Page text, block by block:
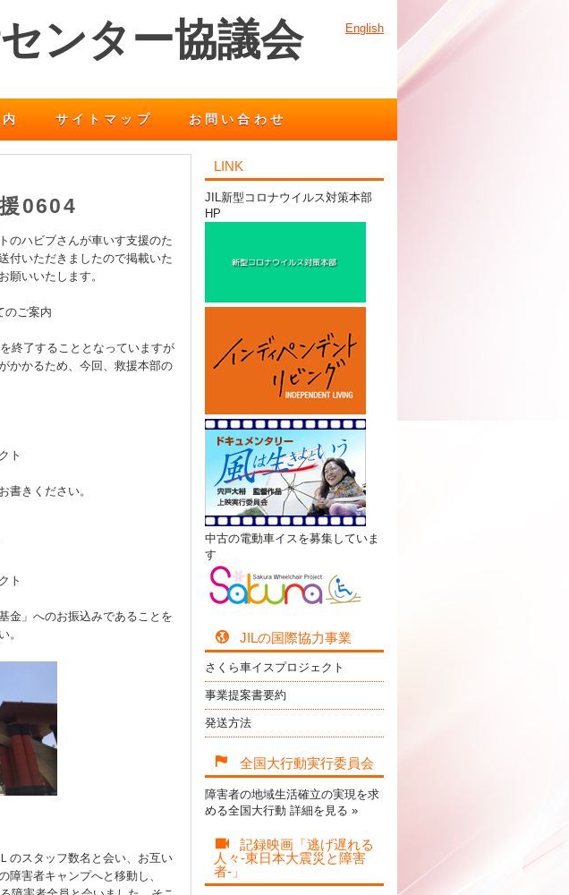
ンター協議会 English
サイトマップ お問い合わせ
0604
のハビブさんが車いす支援のた
付いただきましたので掲載いた
願いいたします。
のご案内
終了することとなっていますが
かかるため、今回、救援本部の
ト
書きください。
ト
金」へのお振込みであることを
。
のスタッフ数名と会い、お互い
障害者キャンプへと移動し、
LINK
JIL新型コロナウイルス対策本部
HP
中古の電動車イスを募集していま
す
JILの国際協力事業
さくら車イスプロジェクト
事業提案書要約
発送方法
全国大行動実行委員会
障害者の地域生活確立の実現を求
める全国大行動 詳細を見る »
記録映画「逃げ遅れる
人々-東日本大震災と障害
者-」